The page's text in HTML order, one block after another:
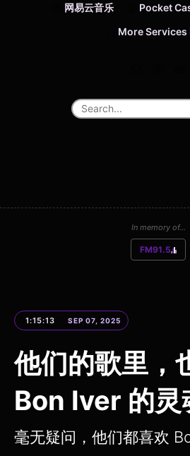
网易云音乐 Pocket
More Services
In memory of...
FM91.5
1:15:13 SEP 07, 2025
他们的歌里，
Bon Iver 的灵
毫无疑问，他们都喜欢